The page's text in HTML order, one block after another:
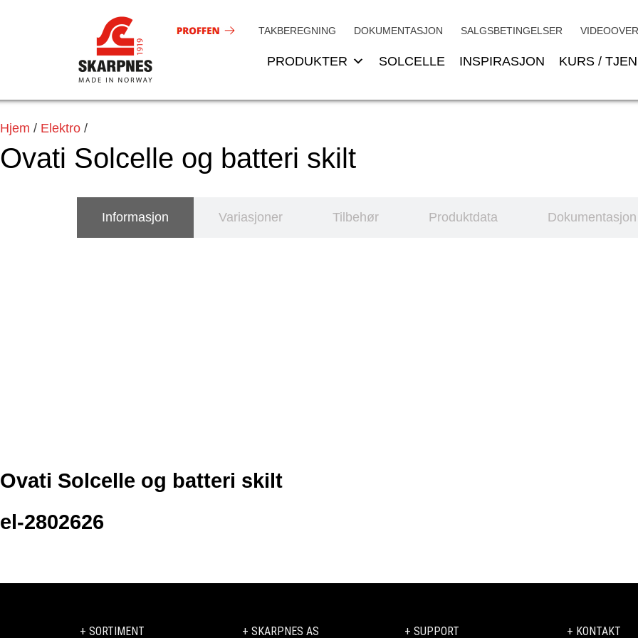
TAKBEREGNING DOKUMENTASJON SALGSBETINGELSER
PRODUKTER SOLCELLE INSPIRASJON KURS /
Hjem / Elektro /
Ovati Solcelle og batteri skilt
Informasjon Variasjoner Tilbehør Produktdata Dokumentasjon
Ovati Solcelle og batteri skilt
el-2802626
+ SORTIMENT + SKARPNES AS + SUPPORT + KONTAKT